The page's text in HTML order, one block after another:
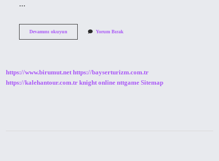
…
Devamını okuyunMaliye
Yorum Bırak
https://www.birumut.net https://bayserturizm.com.tr
https://kalehantour.com.tr knight online nttgame Sitemap